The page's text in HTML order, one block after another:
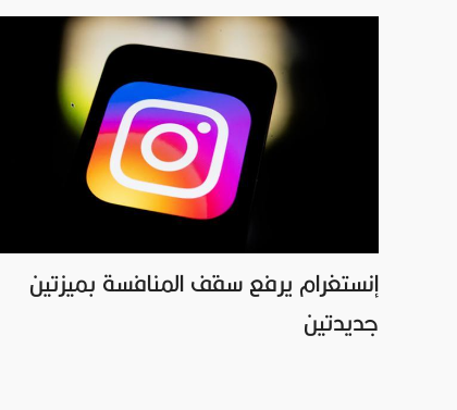
إنستغرام يرفع سقف المنافسة بميزتين
جديدتين